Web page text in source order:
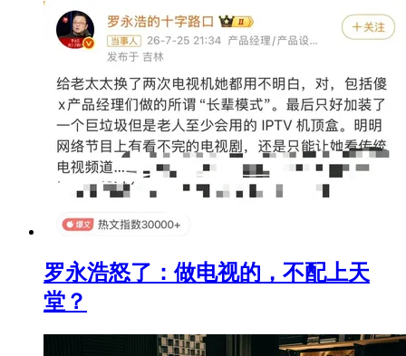
罗永浩怒了：做电视的，不配上天
堂？